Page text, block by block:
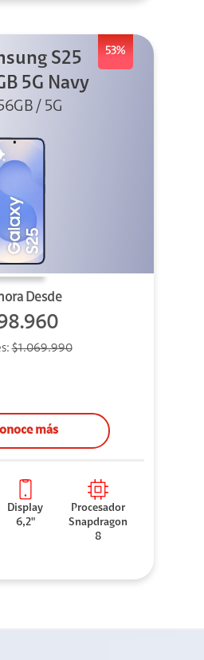
53%
S25
5G Navy
/ 5G
Desde
$1.069.990
más
Display
6,2"
Procesador
Snapdragon
8